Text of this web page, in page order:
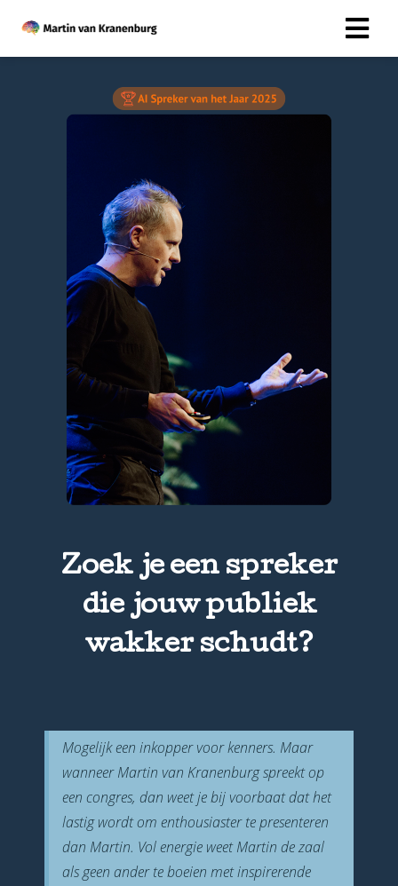
Zoek je een spreker
die jouw publiek
wakker schudt?
Mogelijk een inkopper voor kenners. Maar
wanneer Martin van Kranenburg spreekt op
een congres, dan weet je bij voorbaat dat het
lastig wordt om enthousiaster te presenteren
dan Martin. Vol energie weet Martin de zaal
als geen ander te boeien met inspirerende